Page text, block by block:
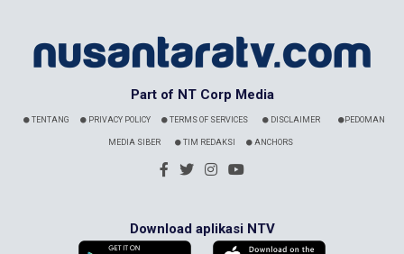
Part of NT Corp Media
TENTANG PRIVACY POLICY TERMS OF SERVICES DISCLAIMER PEDOMAN
MEDIA SIBER TIM REDAKSI ANCHORS
Download aplikasi NTV